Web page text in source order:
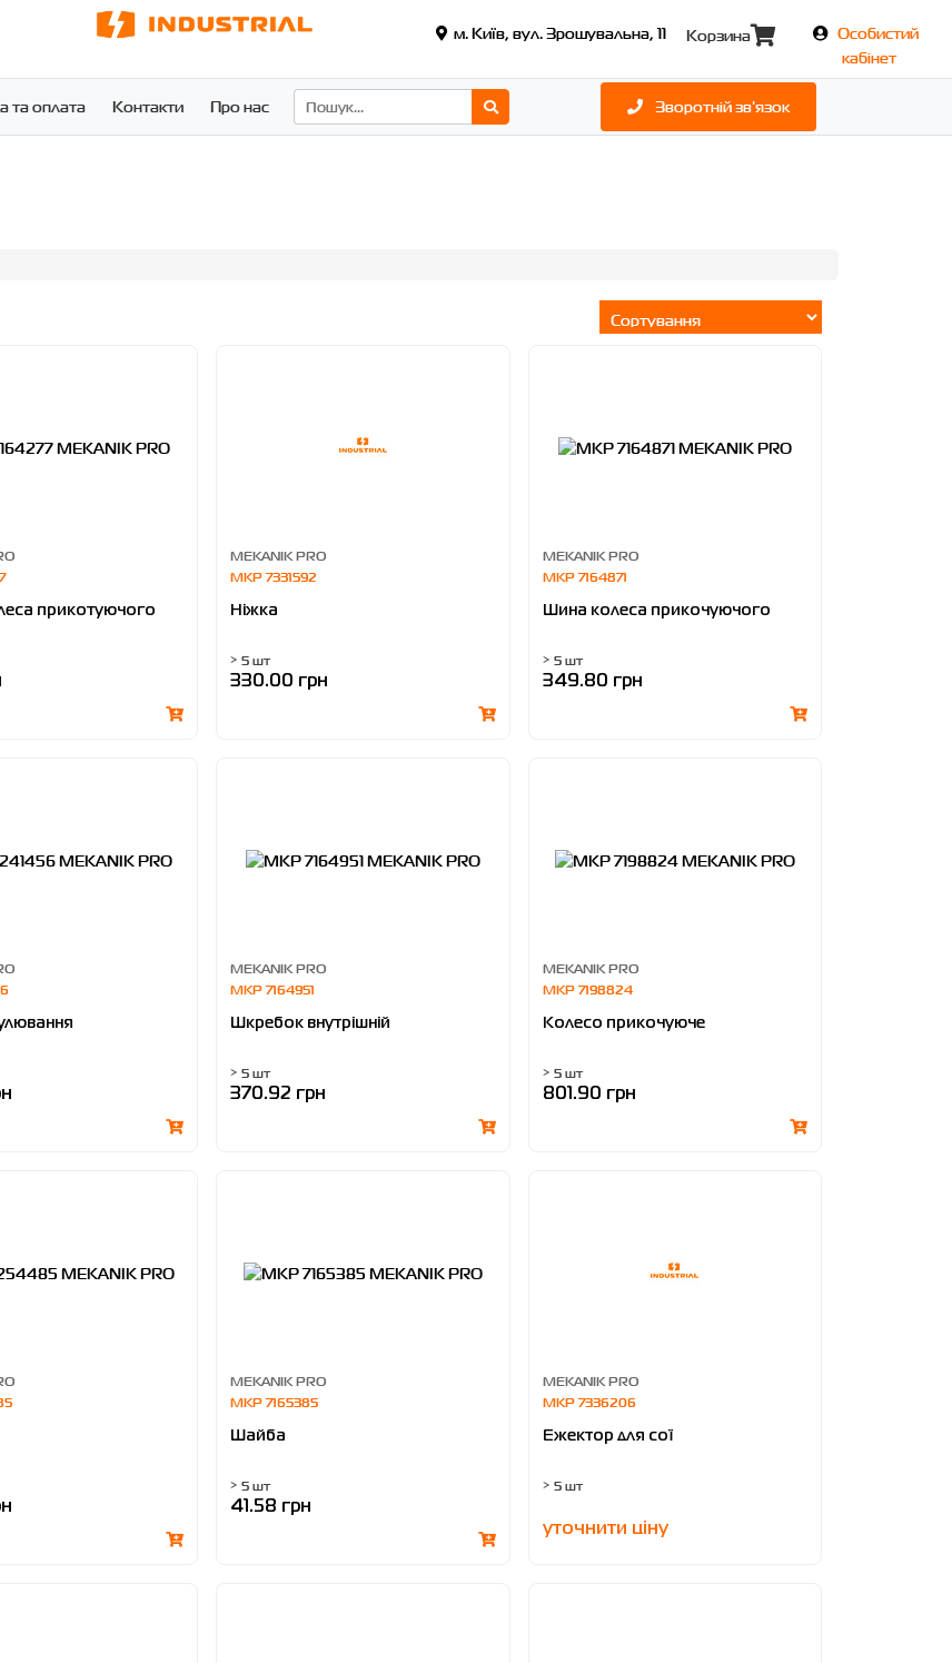
м. Київ, вул. Зрошувальна, 11 Корзина
Особистий
кабінет
та оплата Контакти Про нас Зворотній зв'язок
прикотуючого
MEKANIK PRO
MKP 7331592
Ніжка
> 5 шт
330.00 грн
MEKANIK PRO
MKP 7164871
Шина колеса прикочуючого
> 5 шт
349.80 грн
MEKANIK PRO
MKP 7164951
Шкребок внутрішній
> 5 шт
370.92 грн
MEKANIK PRO
MKP 7198824
Колесо прикочуюче
> 5 шт
801.90 грн
MEKANIK PRO
MKP 7165385
Шайба
> 5 шт
41.58 грн
MEKANIK PRO
MKP 7336206
Ежектор для сої
> 5 шт
уточнити ціну